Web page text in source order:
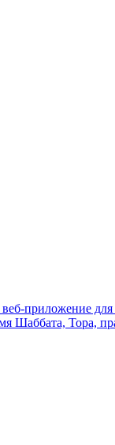
приложение
Шаббата, Тора,